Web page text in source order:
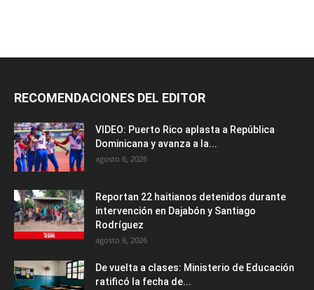
RECOMENDACIONES DEL EDITOR
VIDEO: Puerto Rico aplasta a República
Dominicana y avanza a la...
agosto 6, 2026
Reportan 22 haitianos detenidos durante
intervención en Dajabón y Santiago
Rodríguez
agosto 6, 2026
De vuelta a clases: Ministerio de Educación
ratificó la fecha de...